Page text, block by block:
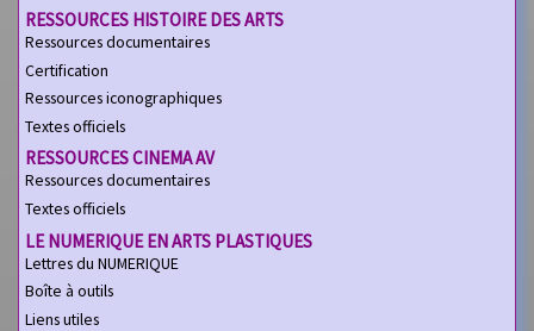
RESSOURCES HISTOIRE DES ARTS
Ressources documentaires
Certification
Ressources iconographiques
Textes officiels
RESSOURCES CINEMA AV
Ressources documentaires
Textes officiels
LE NUMERIQUE EN ARTS PLASTIQUES
Lettres du NUMERIQUE
Boîte à outils
Liens utiles